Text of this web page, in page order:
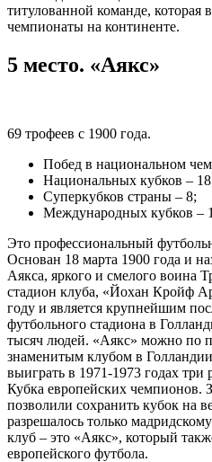
титулованной команде, которая
чемпионаты на континенте.
5 место. «Аякс»
69 трофеев с 1900 года.
Побед в национальном
Национальных кубков –
Суперкубков страны – 8;
Международных кубков –
Это профессиональный
Основан 18 марта 1900 года и
Аякса, яркого и смелого воина
стадион клуба, «Йохан Кройф
году и является крупнейшим
футбольного стадиона в
тысяч людей. «Аякс» можно по
знаменитым клубом в
выиграть в 1971-1973 годах три
Кубка европейских чемпионов.
позволили сохранить кубок на
разрешалось только
клуб – это «Аякс», который
европейского футбола.